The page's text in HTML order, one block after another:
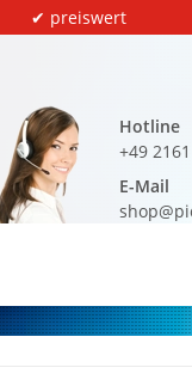
✔ preiswert
Hotline
+49
E-Mail